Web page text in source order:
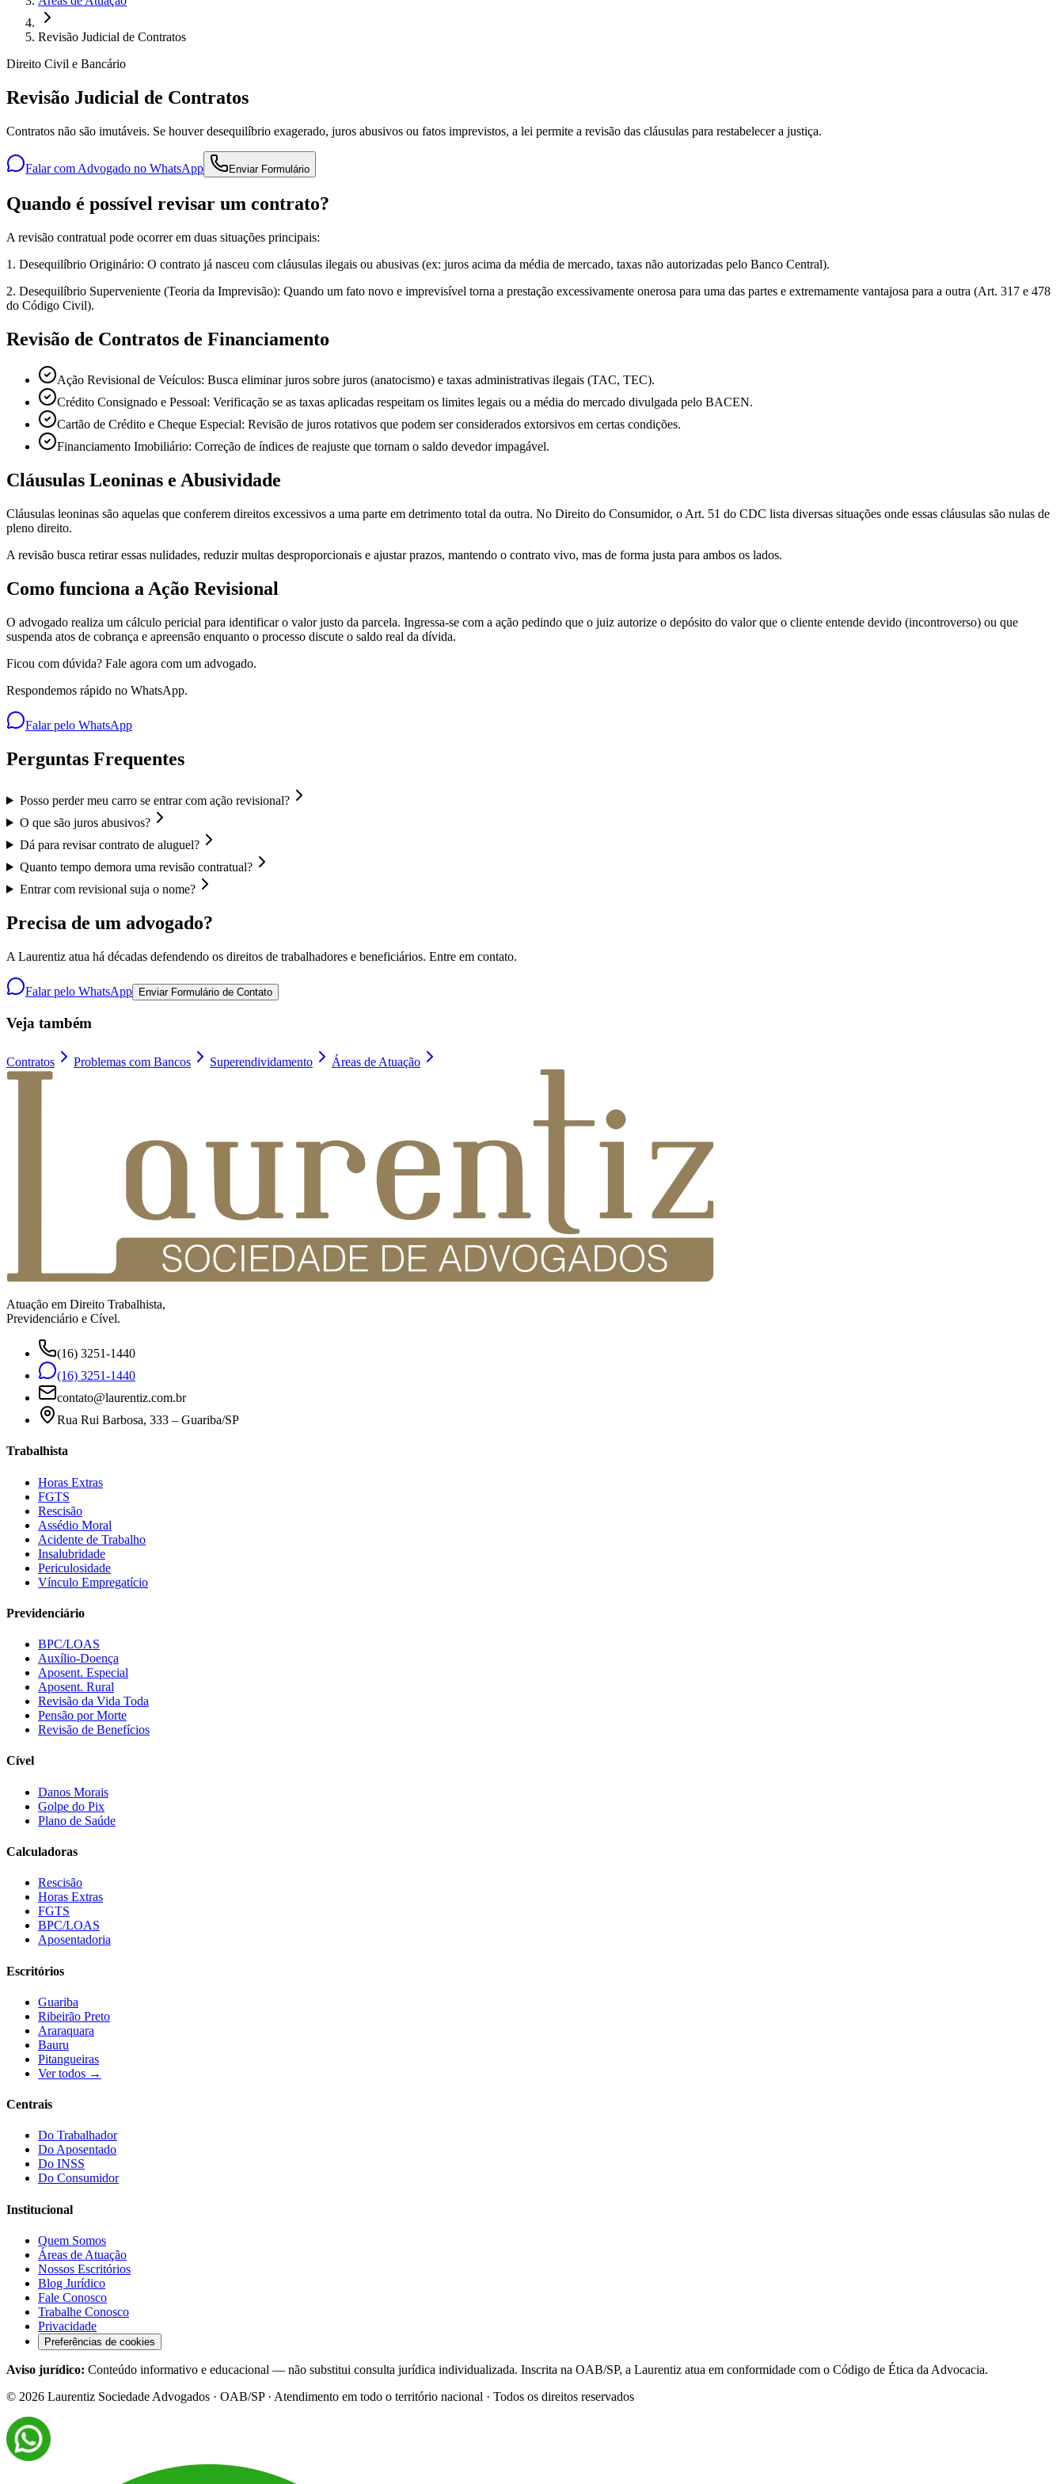
Revisão Judicial de Contratos
Direito Civil e Bancário
Revisão Judicial de Contratos
Contratos não são imutáveis. Se houver desequilíbrio exagerado, juros abusivos ou fatos imprevistos, a lei permite a revisão das cláusulas para restabelecer a justiça.
Falar com Advogado no WhatsApp Enviar Formulário
Quando é possível revisar um contrato?
A revisão contratual pode ocorrer em duas situações principais:
1. Desequilíbrio Originário: O contrato já nasceu com cláusulas ilegais ou abusivas (ex: juros acima da média de mercado, taxas não autorizadas pelo Banco Central).
2. Desequilíbrio Superveniente (Teoria da Imprevisão): Quando um fato novo e imprevisível torna a prestação excessivamente onerosa para uma das partes e extremamente vantajosa para a outra (Art. 317 e 478
do Código Civil).
Revisão de Contratos de Financiamento
Ação Revisional de Veículos: Busca eliminar juros sobre juros (anatocismo) e taxas administrativas ilegais (TAC, TEC).
Crédito Consignado e Pessoal: Verificação se as taxas aplicadas respeitam os limites legais ou a média do mercado divulgada pelo BACEN.
Cartão de Crédito e Cheque Especial: Revisão de juros rotativos que podem ser considerados extorsivos em certas condições.
Financiamento Imobiliário: Correção de índices de reajuste que tornam o saldo devedor impagável.
Cláusulas Leoninas e Abusividade
Cláusulas leoninas são aquelas que conferem direitos excessivos a uma parte em detrimento total da outra. No Direito do Consumidor, o Art. 51 do CDC lista diversas situações onde essas cláusulas são nulas de
pleno direito.
A revisão busca retirar essas nulidades, reduzir multas desproporcionais e ajustar prazos, mantendo o contrato vivo, mas de forma justa para ambos os lados.
Como funciona a Ação Revisional
O advogado realiza um cálculo pericial para identificar o valor justo da parcela. Ingressa-se com a ação pedindo que o juiz autorize o depósito do valor que o cliente entende devido (incontroverso) ou que
suspenda atos de cobrança e apreensão enquanto o processo discute o saldo real da dívida.
Ficou com dúvida? Fale agora com um advogado.
Respondemos rápido no WhatsApp.
Falar pelo WhatsApp
Perguntas Frequentes
Posso perder meu carro se entrar com ação revisional?
O que são juros abusivos?
Dá para revisar contrato de aluguel?
Quanto tempo demora uma revisão contratual?
Entrar com revisional suja o nome?
Precisa de um advogado?
A Laurentiz atua há décadas defendendo os direitos de trabalhadores e beneficiários. Entre em contato.
Falar pelo WhatsApp Enviar Formulário de Contato
Veja também
Contratos Problemas com Bancos Superendividamento Áreas de Atuação
Atuação em Direito Trabalhista,
Previdenciário e Cível.
(16) 3251-1440
(16) 3251-1440
contato@laurentiz.com.br
Rua Rui Barbosa, 333 – Guariba/SP
Trabalhista
Horas Extras
FGTS
Rescisão
Assédio Moral
Acidente de Trabalho
Insalubridade
Periculosidade
Vínculo Empregatício
Previdenciário
BPC/LOAS
Auxílio-Doença
Aposent. Especial
Aposent. Rural
Revisão da Vida Toda
Pensão por Morte
Revisão de Benefícios
Cível
Danos Morais
Golpe do Pix
Plano de Saúde
Calculadoras
Rescisão
Horas Extras
FGTS
BPC/LOAS
Aposentadoria
Escritórios
Guariba
Ribeirão Preto
Araraquara
Bauru
Pitangueiras
Ver todos →
Centrais
Do Trabalhador
Do Aposentado
Do INSS
Do Consumidor
Institucional
Quem Somos
Áreas de Atuação
Nossos Escritórios
Blog Jurídico
Fale Conosco
Trabalhe Conosco
Privacidade
Preferências de cookies
Aviso jurídico: Conteúdo informativo e educacional — não substitui consulta jurídica individualizada. Inscrita na OAB/SP, a Laurentiz atua em conformidade com o Código de Ética da Advocacia.
© 2026 Laurentiz Sociedade Advogados · OAB/SP · Atendimento em todo o território nacional · Todos os direitos reservados